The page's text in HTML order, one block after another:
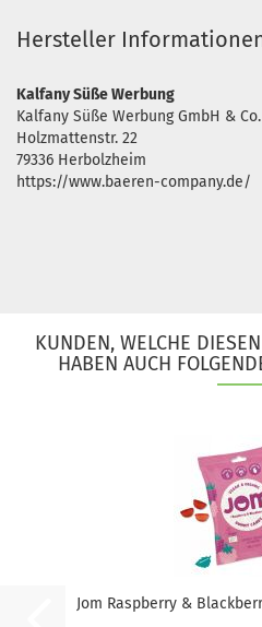
Hersteller
Kalfany Süße Werbung
Kalfany Süße Werbung GmbH & Co.
Holzmattenstr. 22
79336 Herbolzheim
https://www.baeren-company.de/
KUNDEN, WELCHE
HABEN AUCH
Jom Raspberry &